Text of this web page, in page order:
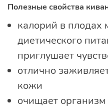
Полезные свойства
калорий в плодах
диетического
приглушает
отлично
кожи
очищает